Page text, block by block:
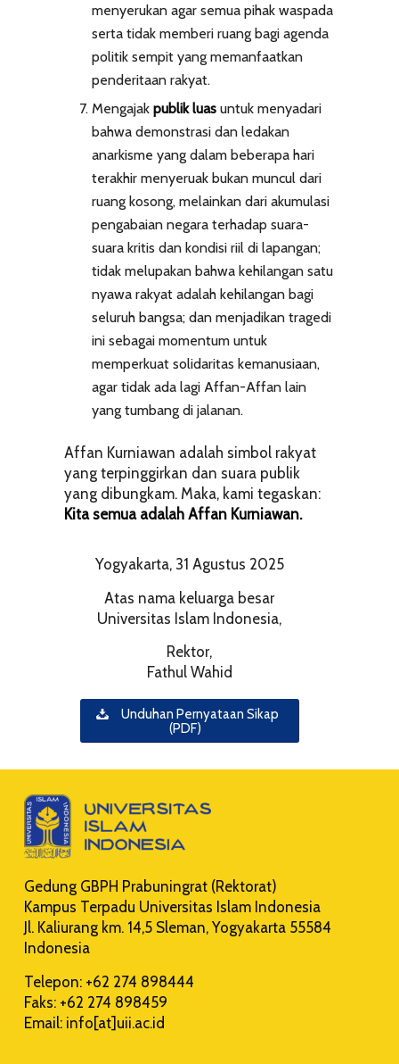
menyerukan agar semua pihak waspada
serta tidak memberi ruang bagi agenda
politik sempit yang memanfaatkan
penderitaan rakyat.
Mengajak publik luasuntuk menyadari
bahwa demonstrasi dan ledakan
anarkisme yang dalam beberapa hari
terakhir menyeruak bukan muncul dari
ruang kosong, melainkan dari akumulasi
pengabaian negara terhadap suara-
suara kritis dan kondisi riil di lapangan;
tidak melupakan bahwa kehilangan satu
nyawa rakyat adalah kehilangan bagi
seluruh bangsa; dan menjadikan tragedi
ini sebagai momentum untuk
memperkuat solidaritas kemanusiaan,
agar tidak ada lagi Affan-Affan lain
yang tumbang di jalanan.
Affan Kurniawan adalah simbol rakyat
yang terpinggirkan dan suara publik
yang dibungkam. Maka, kami tegaskan:
Kita semua adalah Affan Kurniawan.
Yogyakarta, 31 Agustus 2025
Atas nama keluarga besar
Universitas Islam Indonesia,
Rektor,
Fathul Wahid
Unduhan Pernyataan Sikap
(PDF)
Gedung GBPH Prabuningrat (Rektorat)
Kampus Terpadu Universitas Islam Indonesia
Jl. Kaliurang km. 14,5 Sleman, Yogyakarta 55584
Indonesia
Telepon: +62 274 898444
Faks: +62 274 898459
Email: info[at]uii.ac.id